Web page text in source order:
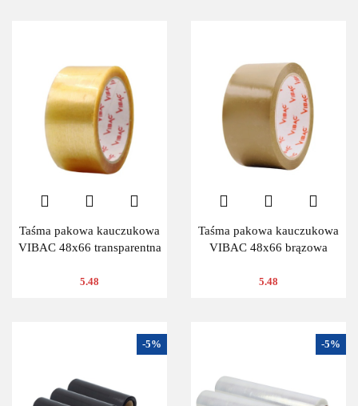
Taśma pakowa kauczukowa
VIBAC 48x66 transparentna
5.48
Taśma pakowa kauczukowa
VIBAC 48x66 brązowa
5.48
-5% -5%